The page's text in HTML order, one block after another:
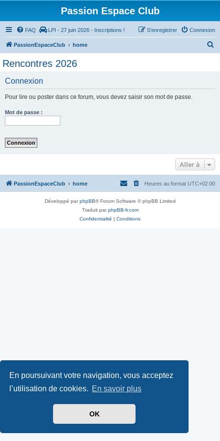
En poursuivant votre navigation, vous acceptez
l’utilisation de cookies. En savoir plus
OK
Passion Espace Club
FAQ LPI - 27 juin 2026 - Inscriptions ! Connexion
S’enregistrer
PassionEspaceClub home
Rencontres 2026
Connexion
Pour lire ou poster dans ce forum, vous devez saisir son mot de passe.
Mot de passe :
Aller à
PassionEspaceClub home Heures au format UTC+02:00
Développé parphpBB® Forum Software © phpBB Limited
Traduit parphpBB-fr.com
Confidentialité | Conditions